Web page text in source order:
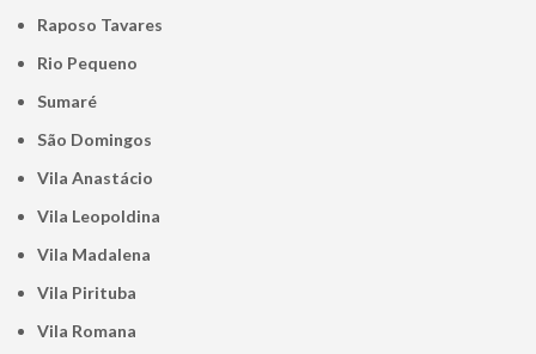
Raposo Tavares
Rio Pequeno
Sumaré
São Domingos
Vila Anastácio
Vila Leopoldina
Vila Madalena
Vila Pirituba
Vila Romana